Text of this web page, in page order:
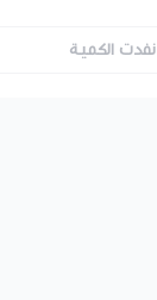
نفدت الكمية